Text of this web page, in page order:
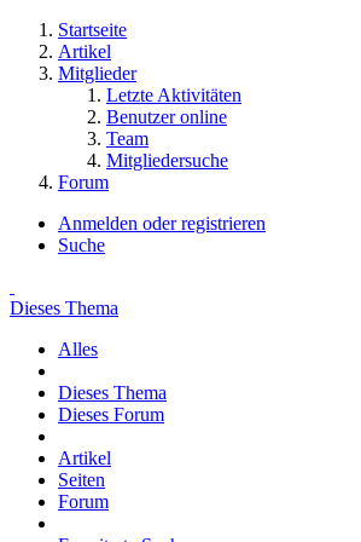
Startseite
Artikel
Mitglieder
Letzte Aktivitäten
Benutzer online
Team
Mitgliedersuche
Forum
Anmelden oder registrieren
Suche
Dieses Thema
Alles
Dieses Thema
Dieses Forum
Artikel
Seiten
Forum